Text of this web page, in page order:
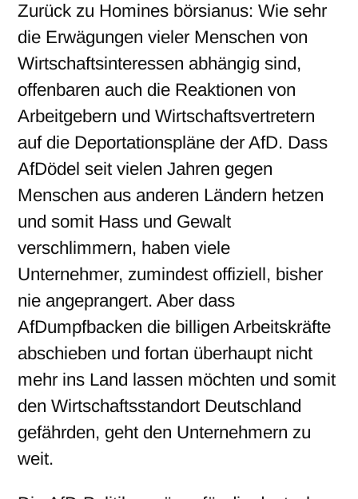
Zurück zu Homines börsianus: Wie sehr
die Erwägungen vieler Menschen von
Wirtschaftsinteressen abhängig sind,
offenbaren auch die Reaktionen von
Arbeitgebern und Wirtschaftsvertretern
auf die Deportationspläne der AfD. Dass
AfDödel seit vielen Jahren gegen
Menschen aus anderen Ländern hetzen
und somit Hass und Gewalt
verschlimmern, haben viele
Unternehmer, zumindest offiziell, bisher
nie angeprangert. Aber dass
AfDumpfbacken die billigen Arbeitskräfte
abschieben und fortan überhaupt nicht
mehr ins Land lassen möchten und somit
den Wirtschaftsstandort Deutschland
gefährden, geht den Unternehmern zu
weit.